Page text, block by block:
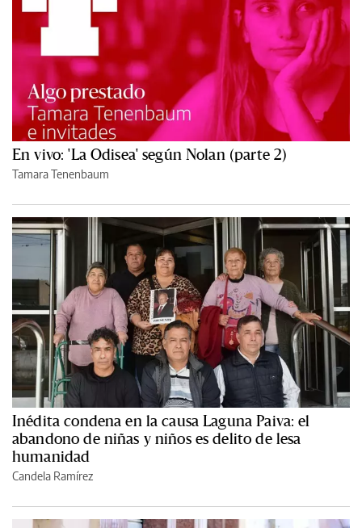
En vivo: 'La Odisea' según Nolan (parte 2)
Tamara Tenenbaum
Inédita condena en la causa Laguna Paiva: el
abandono de niñas y niños es delito de lesa
humanidad
Candela Ramírez